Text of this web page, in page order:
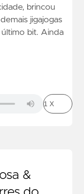
brincou
jigajogas
último bit. Ainda
&